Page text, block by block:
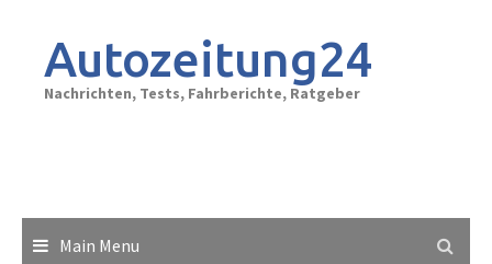
contentAutozeitung24
Nachrichten, Tests, Fahrberichte, Ratgeber
Main Menu